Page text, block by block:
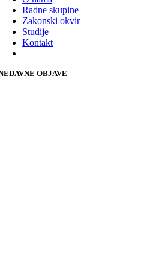
Radne skupine
Zakonski okvir
Studije
Kontakt
OBJAVE